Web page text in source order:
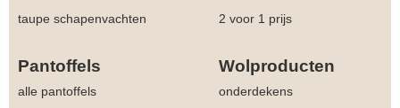
taupe schapenvachten 2 voor 1 prijs
Pantoffels Wolproducten
alle pantoffels onderdekens